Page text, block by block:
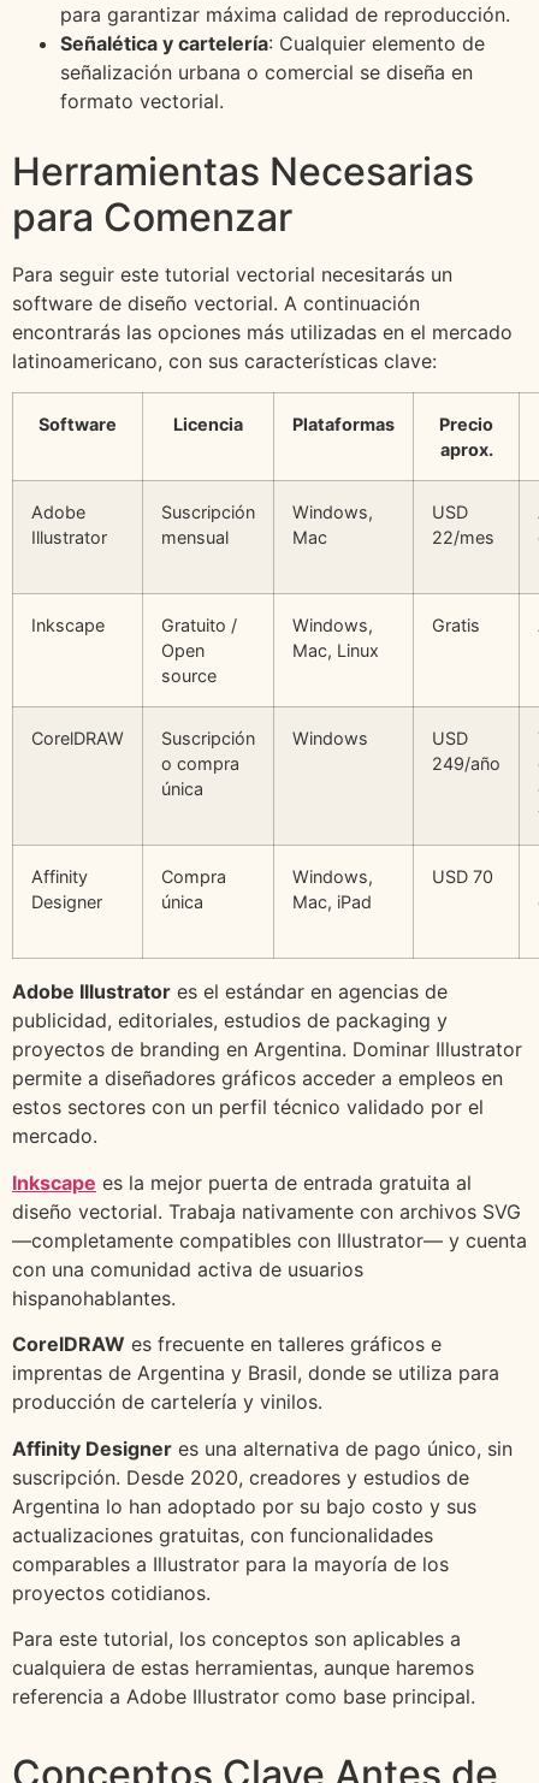
para garantizar máxima calidad de reproducción.
Señalética y cartelería: Cualquier elemento de
señalización urbana o comercial se diseña en
formato vectorial.
Herramientas Necesarias
para Comenzar
Para seguir este tutorial vectorial necesitarás un
software de diseño vectorial. A continuación
encontrarás las opciones más utilizadas en el mercado
latinoamericano, con sus características clave:
Software Licencia Plataformas
Precio
aprox.
Adobe
Illustrator
Suscripción
mensual
Windows,
Mac
USD
22/mes
Inkscape
Gratuito /
Open
source
Windows,
Mac, Linux
Gratis
CorelDRAW
Suscripción
o compra
única
Windows
USD
249/año
Affinity
Designer
Compra
única
Windows,
Mac, iPad
USD 70
Adobe Illustrator es el estándar en agencias de
publicidad, editoriales, estudios de packaging y
proyectos de branding en Argentina. Dominar Illustrator
permite a diseñadores gráficos acceder a empleos en
estos sectores con un perfil técnico validado por el
mercado.
Inkscape es la mejor puerta de entrada gratuita al
diseño vectorial. Trabaja nativamente con archivos SVG
—completamente compatibles con Illustrator— y cuenta
con una comunidad activa de usuarios
hispanohablantes.
CorelDRAW es frecuente en talleres gráficos e
imprentas de Argentina y Brasil, donde se utiliza para
producción de cartelería y vinilos.
Affinity Designer es una alternativa de pago único, sin
suscripción. Desde 2020, creadores y estudios de
Argentina lo han adoptado por su bajo costo y sus
actualizaciones gratuitas, con funcionalidades
comparables a Illustrator para la mayoría de los
proyectos cotidianos.
Para este tutorial, los conceptos son aplicables a
cualquiera de estas herramientas, aunque haremos
referencia a Adobe Illustrator como base principal.